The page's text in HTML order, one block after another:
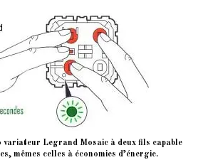
variateur Legrand Mosaic à deux fils capable
mêmes celles à économies d’énergie.